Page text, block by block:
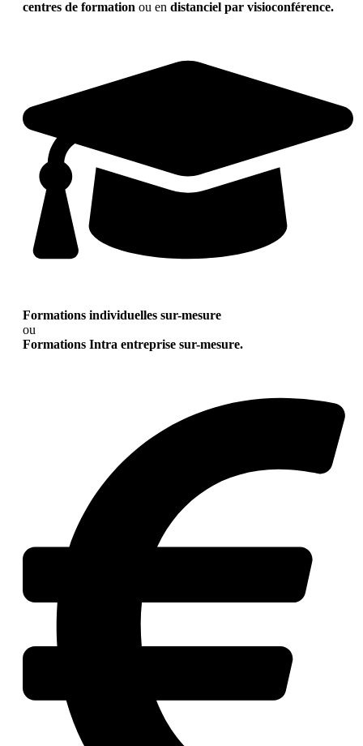
centres de formation ou en distanciel par visioconférence.
Formations individuelles sur-mesure
ou
Formations Intra entreprise sur-mesure.